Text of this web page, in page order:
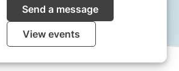
Send a message
View events